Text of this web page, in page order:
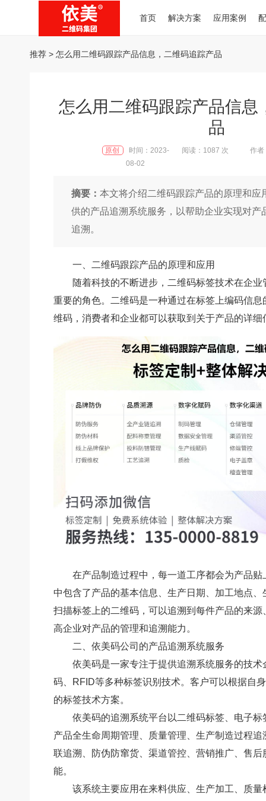
首页 解决方案 应用案例
推荐 > 怎么用二维码跟踪产品信息，二维码追踪产品
怎么用二维码跟踪产品信息
品
原创
时间：2023-
08-02
阅读：1087 次 作
摘要： 本文将介绍二维码跟踪产品的原理和应
供的产品追溯系统服务，以帮助企业实现对产
追溯。
一、二维码跟踪产品的原理和应用
随着科技的不断进步，二维码标签技术在企
重要的角色。二维码是一种通过在标签上编码信
维码，消费者和企业都可以获取到关于产品的详细
在产品制造过程中，每一道工序都会为产品
中包含了产品的基本信息、生产日期、加工地点
扫描标签上的二维码，可以追溯到每件产品的来
高企业对产品的管理和追溯能力。
二、依美码公司的产品追溯系统服务
依美码是一家专注于提供追溯系统服务的技
码、RFID等多种标签识别技术。客户可以根据自
的标签技术方案。
依美码的追溯系统平台以二维码标签、电子
产品全生命周期管理、质量管理、生产制造过程
联追溯、防伪防窜货、渠道管控、营销推广、售
能。
该系统主要应用在来料供应、生产加工、质